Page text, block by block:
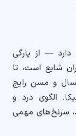
— از پارگی
شایع است، تا
و مسن رایج
الگوی درد و
سرنخ‌های مهمی